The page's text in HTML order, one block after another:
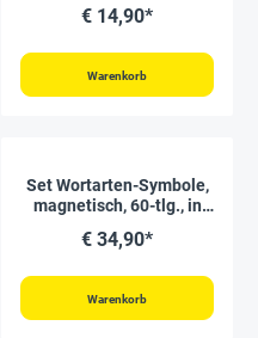
Premium"
€ 14,90*
Warenkorb
Set Wortarten-Symbole,
magnetisch, 60-tlg., in
Premium"
€ 34,90*
Warenkorb